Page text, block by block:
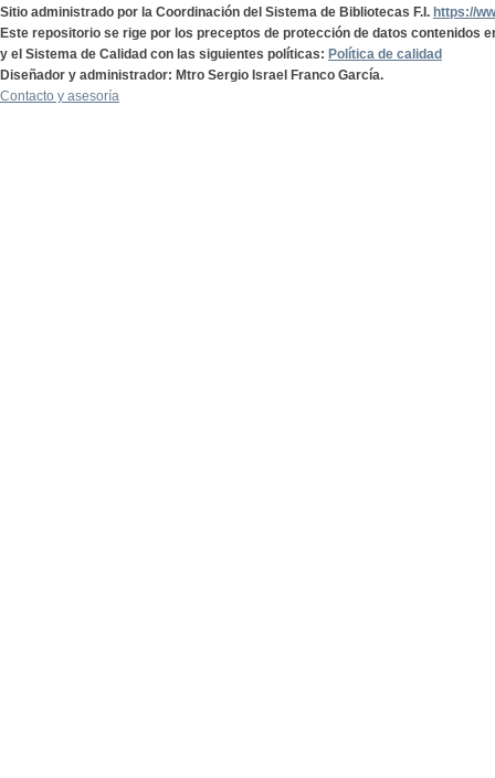
Sitio administrado por la Coordinación del Sistema de Bibliotecas F.I. https://
Este repositorio se rige por los preceptos de protección de datos contenidos
y el Sistema de Calidad con las siguientes políticas: Política de calidad
Diseñador y administrador: Mtro Sergio Israel Franco García.
Contacto y asesoría